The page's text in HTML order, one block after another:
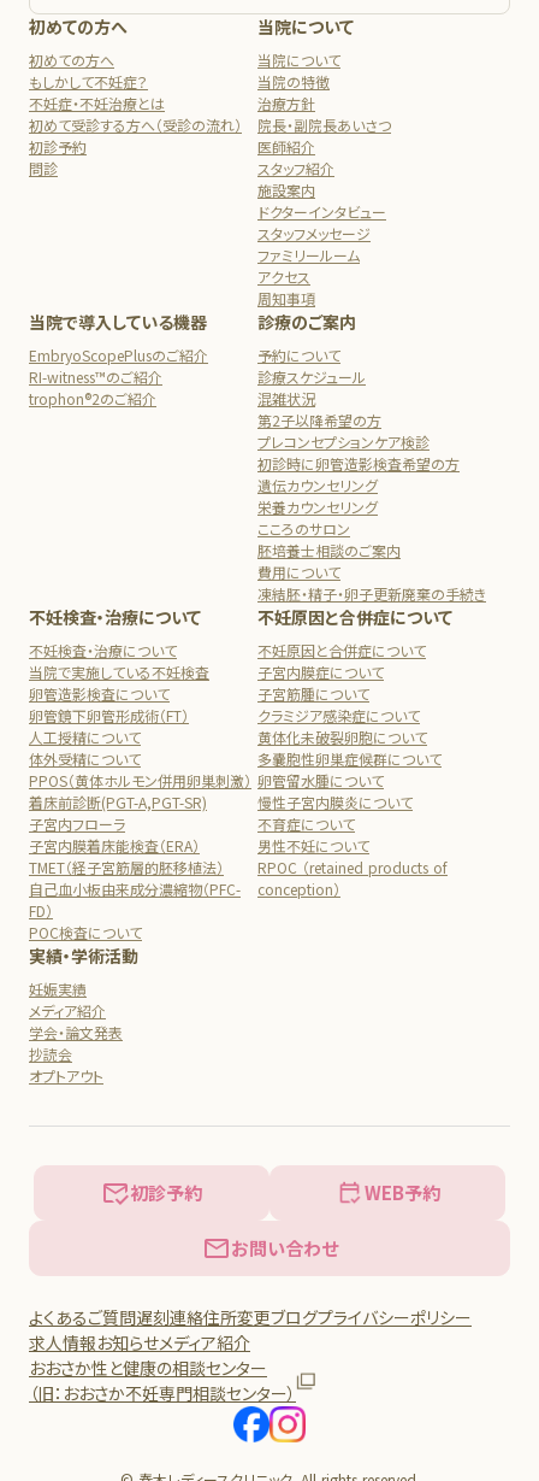
初めての方へ
初めての方へ
もしかして不妊症？
不妊症・不妊治療とは
初めて受診する方へ（受診の流れ）
初診予約
問診
当院について
当院について
当院の特徴
治療方針
院長・副院長あいさつ
医師紹介
スタッフ紹介
施設案内
ドクターインタビュー
スタッフメッセージ
ファミリールーム
アクセス
周知事項
当院で導入している機器
EmbryoScopePlusのご紹介
RI-witness™のご紹介
trophon®2のご紹介
診療のご案内
予約について
診療スケジュール
混雑状況
第2子以降希望の方
プレコンセプションケア検診
初診時に卵管造影検査希望の方
遺伝カウンセリング
栄養カウンセリング
こころのサロン
胚培養士相談のご案内
費用について
凍結胚・精子・卵子更新廃棄の手続き
不妊検査・治療について
不妊検査・治療について
当院で実施している不妊検査
卵管造影検査について
卵管鏡下卵管形成術（FT）
人工授精について
体外受精について
PPOS（黄体ホルモン併用卵巣刺激）
着床前診断(PGT-A,PGT-SR)
子宮内フローラ
子宮内膜着床能検査（ERA）
TMET（経子宮筋層的胚移植法）
自己血小板由来成分濃縮物（PFC-
FD）
POC検査について
不妊原因と合併症について
不妊原因と合併症について
子宮内膜症について
子宮筋腫について
クラミジア感染症について
黄体化未破裂卵胞について
多嚢胞性卵巣症候群について
卵管留水腫について
慢性子宮内膜炎について
不育症について
男性不妊について
RPOC （retained products of
conception）
実績・学術活動
妊娠実績
メディア紹介
学会・論文発表
抄読会
オプトアウト
初診予約 WEB予約
お問い合わせ
よくあるご質問遅刻連絡住所変更ブログプライバシーポリシー
求人情報お知らせメディア紹介
おおさか性と健康の相談センター
（旧：おおさか不妊専門相談センター）